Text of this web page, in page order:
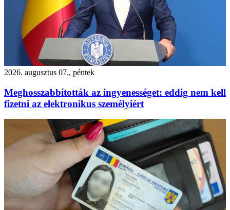
2026. augusztus 07., péntek
Meghosszabbították az ingyenességet: eddig nem kell
fizetni az elektronikus személyiért